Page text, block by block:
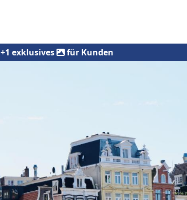
+1 exklusives für Kunden